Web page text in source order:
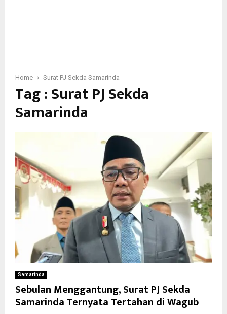
Home Surat PJ Sekda Samarinda
Tag : Surat PJ Sekda
Samarinda
Samarinda
Sebulan Menggantung, Surat PJ Sekda
Samarinda Ternyata Tertahan di Wagub